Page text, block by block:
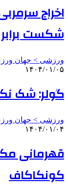
اخراج
شکست
ورزشی > جهان
۱۴۰۴/۰۱/۰۵
گولر: شک
ورزشی > جهان
۱۴۰۴/۰۱/۰۴
قهرمانی
کونکاکاف